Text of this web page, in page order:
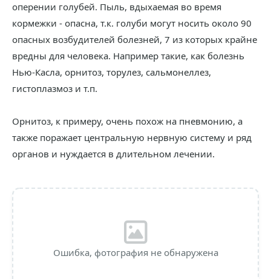
оперении голубей. Пыль, вдыхаемая во время
кормежки - опасна, т.к. голуби могут носить около 90
опасных возбудителей болезней, 7 из которых крайне
вредны для человека. Например такие, как болезнь
Нью-Касла, орнитоз, торулез, сальмонеллез,
гистоплазмоз и т.п.
Орнитоз, к примеру, очень похож на пневмонию, а
также поражает центральную нервную систему и ряд
органов и нуждается в длительном лечении.
Ошибка, фотография не обнаружена